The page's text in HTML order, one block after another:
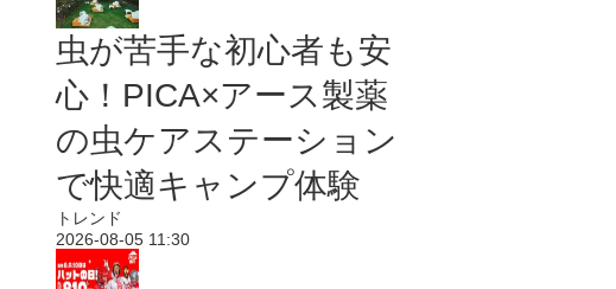
虫が苦手な初心者も安
心！PICA×アース製薬
の虫ケアステーション
で快適キャンプ体験
トレンド
2026-08-05 11:30